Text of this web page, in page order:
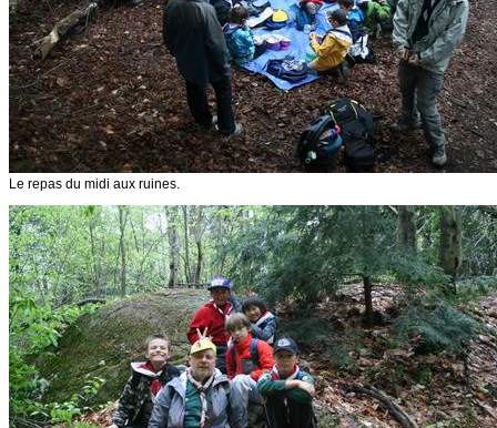
Le repas du midi aux ruines.